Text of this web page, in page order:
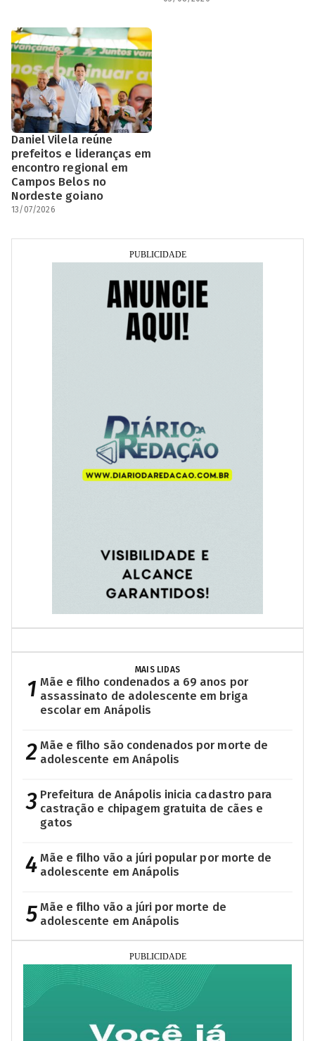
Daniel Vilela reúne
prefeitos e lideranças em
encontro regional em
Campos Belos no
Nordeste goiano
13/07/2026
MAIS LIDAS
1 Mãe e filho condenados a 69 anos por
assassinato de adolescente em briga
escolar em Anápolis
2 Mãe e filho são condenados por morte de
adolescente em Anápolis
3 Prefeitura de Anápolis inicia cadastro para
castração e chipagem gratuita de cães e
gatos
4 Mãe e filho vão a júri popular por morte de
adolescente em Anápolis
5 Mãe e filho vão a júri por morte de
adolescente em Anápolis